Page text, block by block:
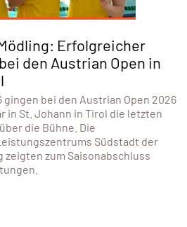
Erfolgreicher
den Austrian Open in
gingen bei den Austrian Open 2026
in St. Johann in Tirol die letzten
die Bühne. Die
Südstadt der
zeigten zum Saisonabschluss